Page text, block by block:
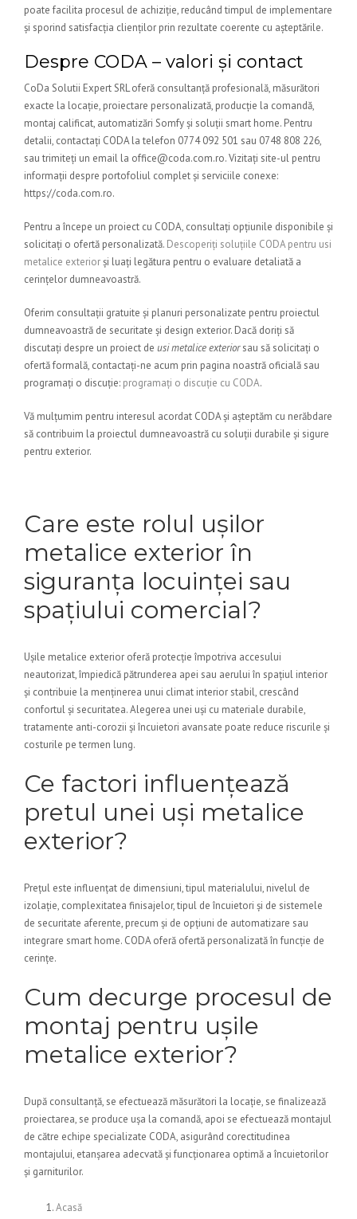
poate facilita procesul de achiziție, reducând timpul de implementare
și sporind satisfacția clienților prin rezultate coerente cu așteptările.
Despre CODA – valori și contact
CoDa Solutii Expert SRL oferă consultanță profesională, măsurători
exacte la locație, proiectare personalizată, producție la comandă,
montaj calificat, automatizări Somfy și soluții smart home. Pentru
detalii, contactați CODA la telefon 0774 092 501 sau 0748 808 226,
sau trimiteți un email la office@coda.com.ro. Vizitați site-ul pentru
informații despre portofoliul complet și serviciile conexe:
https://coda.com.ro.
Pentru a începe un proiect cu CODA, consultați opțiunile disponibile și
solicitați o ofertă personalizată. Descoperiți soluțiile CODA pentru usi
metalice exteriorși luați legătura pentru o evaluare detaliată a
cerințelor dumneavoastră.
Oferim consultații gratuite și planuri personalizate pentru proiectul
dumneavoastră de securitate și design exterior. Dacă doriți să
discutați despre un proiect de usi metalice exteriorsau să solicitați o
ofertă formală, contactați-ne acum prin pagina noastră oficială sau
programați o discuție: programați o discuție cu CODA.
Vă mulțumim pentru interesul acordat CODA și așteptăm cu nerăbdare
să contribuim la proiectul dumneavoastră cu soluții durabile și sigure
pentru exterior.
Care este rolul ușilor
metalice exterior în
siguranța locuinței sau
spațiului comercial?
Ușile metalice exterior oferă protecție împotriva accesului
neautorizat, împiedică pătrunderea apei sau aerului în spațiul interior
și contribuie la menținerea unui climat interior stabil, crescând
confortul și securitatea. Alegerea unei uși cu materiale durabile,
tratamente anti-corozii și încuietori avansate poate reduce riscurile și
costurile pe termen lung.
Ce factori influențează
pretul unei uși metalice
exterior?
Prețul este influențat de dimensiuni, tipul materialului, nivelul de
izolație, complexitatea finisajelor, tipul de încuietori și de sistemele
de securitate aferente, precum și de opțiuni de automatizare sau
integrare smart home. CODA oferă ofertă personalizată în funcție de
cerințe.
Cum decurge procesul de
montaj pentru ușile
metalice exterior?
După consultanță, se efectuează măsurători la locație, se finalizează
proiectarea, se produce ușa la comandă, apoi se efectuează montajul
de către echipe specializate CODA, asigurând corectitudinea
montajului, etanșarea adecvată și funcționarea optimă a încuietorilor
și garniturilor.
Acasă